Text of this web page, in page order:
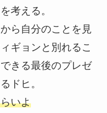
考える。
ら自分のことを見
ギョンと別れるこ
きる最後のプレゼ
ドヒ。
いよ